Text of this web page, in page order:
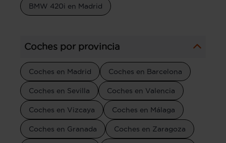
BMW 420i en Madrid
Coches por provincia
Coches en Madrid Coches en Barcelona
Coches en Sevilla Coches en Valencia
Coches en Vizcaya Coches en Málaga
Coches en Granada Coches en Zaragoza